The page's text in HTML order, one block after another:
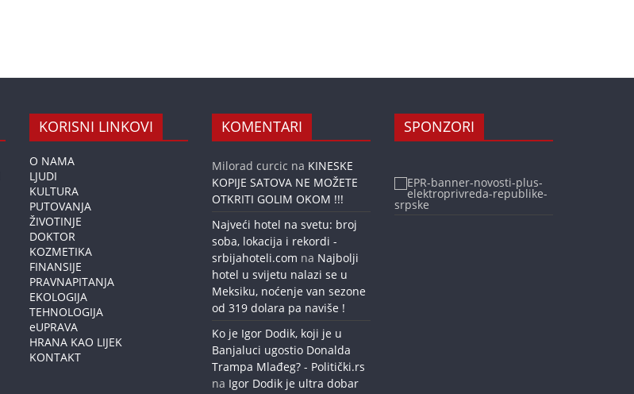
KORISNI LINKOVI
O NAMA
LJUDI
KULTURA
PUTOVANJA
ŽIVOTINJE
DOKTOR
KOZMETIKA
FINANSIJE
PRAVNAPITANJA
EKOLOGIJA
TEHNOLOGIJA
eUPRAVA
HRANA KAO LIJEK
KONTAKT
KOMENTARI
Milorad curcic na KINESKE
KOPIJE SATOVA NE MOŽETE
OTKRITI GOLIM OKOM !!!
Najveći hotel na svetu: broj
soba, lokacija i rekordi -
srbijahoteli.com na Najbolji
hotel u svijetu nalazi se u
Meksiku, noćenje van sezone
od 319 dolara pa naviše !
Ko je Igor Dodik, koji je u
Banjaluci ugostio Donalda
Trampa Mlađeg? - Politički.rs
na Igor Dodik je ultra dobar
SPONZORI